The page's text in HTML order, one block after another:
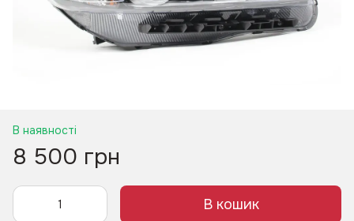
В наявності
8 500 грн
В кошик